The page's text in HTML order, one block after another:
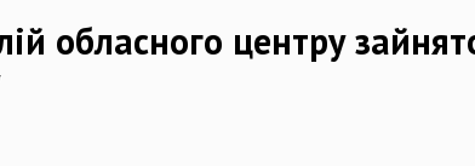
обласного центру